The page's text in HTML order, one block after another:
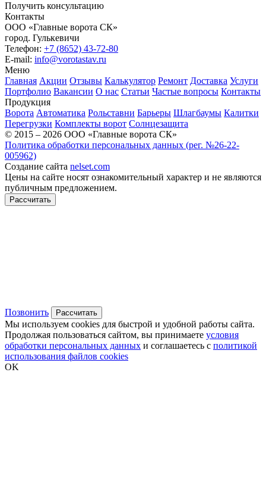
Получить консультацию
Контакты
ООО «Главные ворота СК»
город. Гулькевичи
Телефон: +7 (8652) 43-72-80
E-mail: info@vorotastav.ru
Меню
Главная Акции Отзывы Калькулятор Ремонт Доставка Услуги
Портфолио Вакансии О нас Статьи Частые вопросы Контакты
Продукция
Ворота Автоматика Рольставни Барьеры Шлагбаумы Калитки
Перегрузки Комплекты ворот Солнцезащита
© 2015 – 2026 ООО «Главные ворота СК»
Политика обработки персональных данных (рег. №26-22-
005962)
Создание сайта nelset.com
Цены на сайте носят ознакомительный характер и не являются
публичным предложением.
Рассчитать
Позвонить Рассчитать
Мы используем cookies для быстрой и удобной работы сайта.
Продолжая пользоваться сайтом, вы принимаете условия
обработки персональных данных и соглашаетесь с политикой
использования файлов cookies
OK